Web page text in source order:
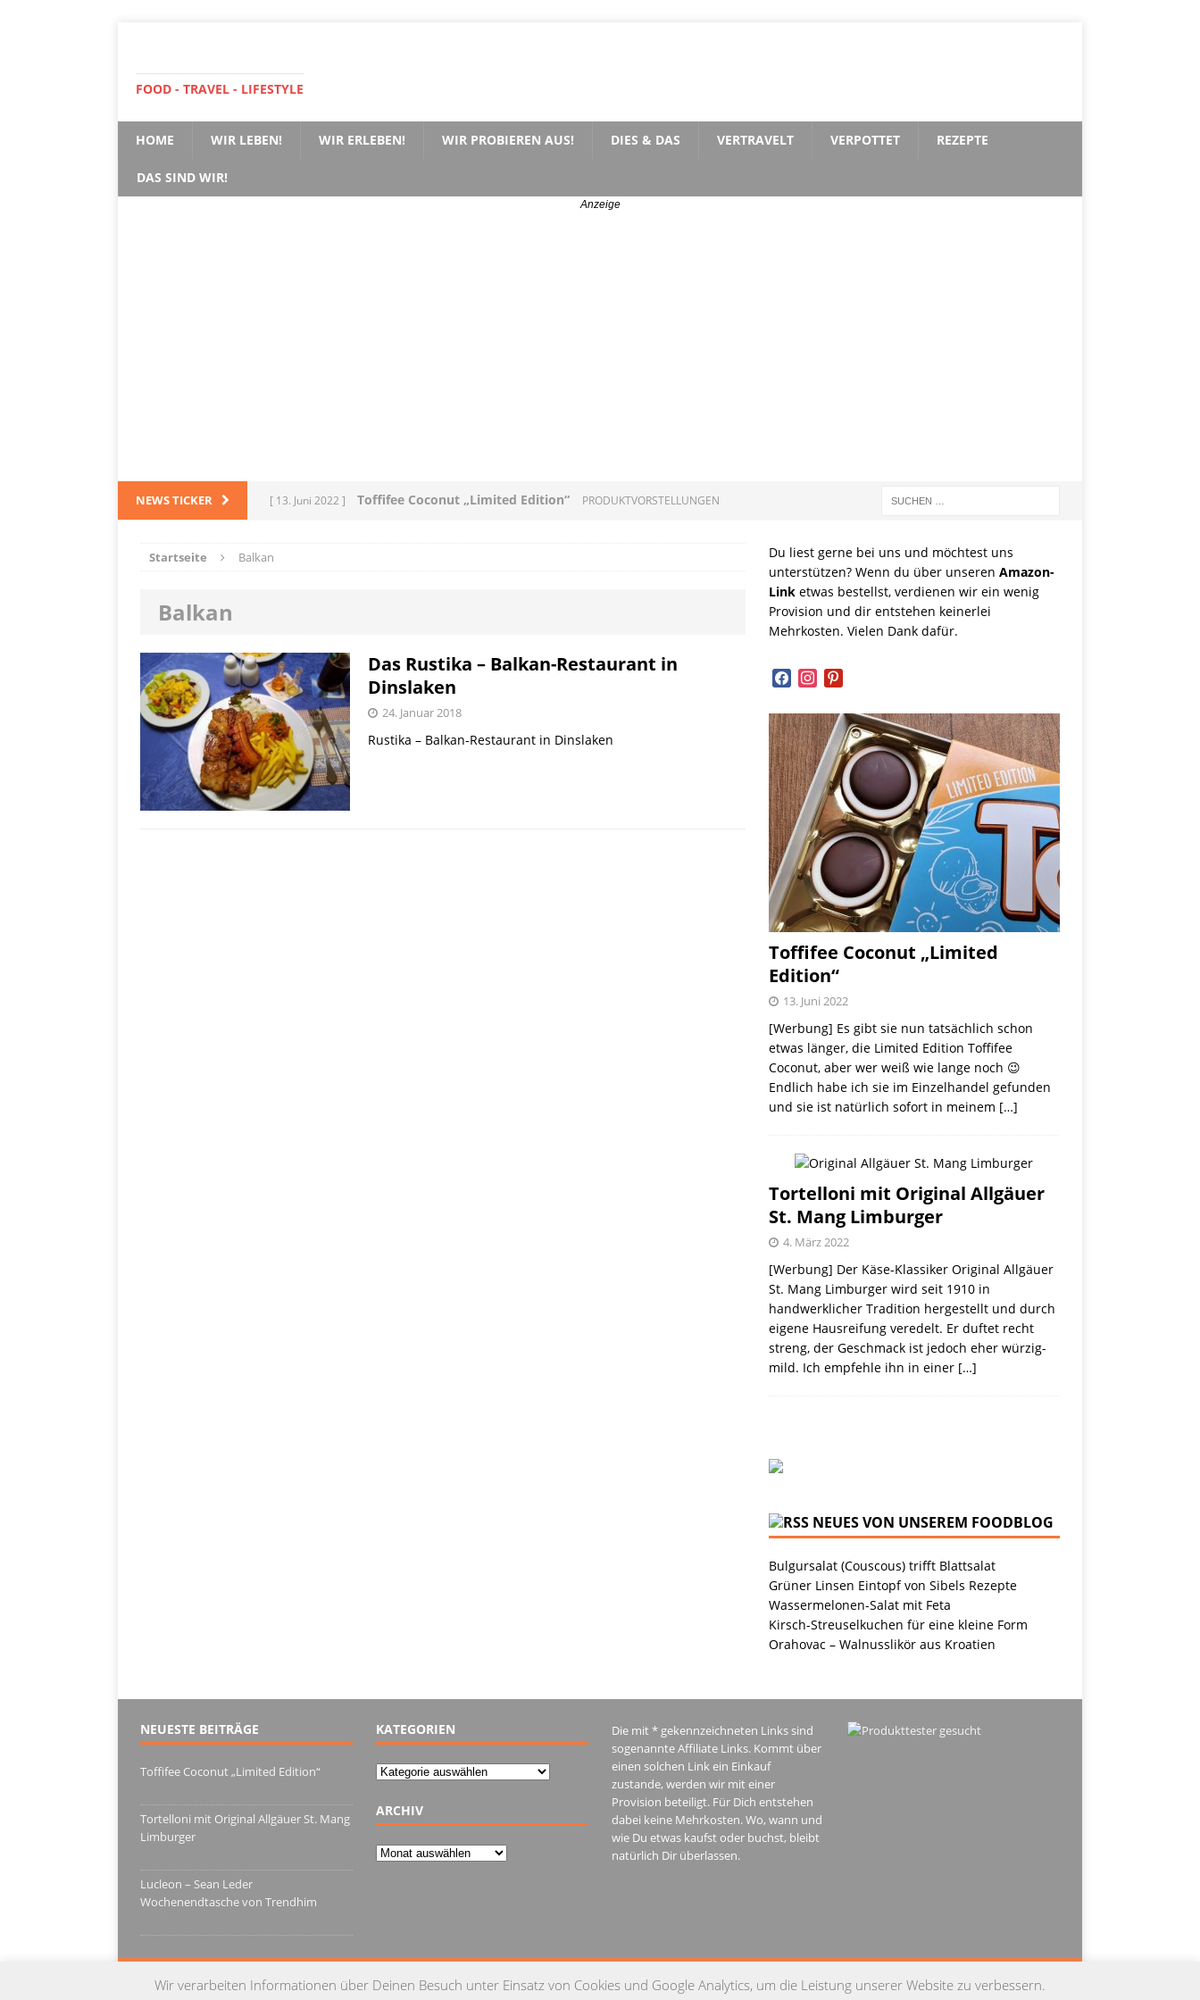
FOOD - TRAVEL - LIFESTYLE
HOME WIR LEBEN! WIR ERLEBEN! WIR PROBIEREN AUS! DIES & DAS VERTRAVELT VERPOTTET REZEPTE
DAS SIND WIR!
NEWS TICKER [ 13. Juni 2022 ] Toffifee Coconut „Limited Edition“ PRODUKTVORSTELLUNGEN
PRODUKTVORSTELLUNGEN
[ 5. Dezember 2021 ] Mediterrane Delikatessen – Spezialitäten aus dem
Mittelmeerraum
[ 11. Oktober 2021 ]
[ 28. September 2021 ]
Startseite Balkan
Balkan
Das Rustika – Balkan-Restaurant in
Dinslaken
24. Januar 2018
Rustika – Balkan-Restaurant in Dinslaken
Du liest gerne bei uns und möchtest uns
unterstützen? Wenn du über unseren Amazon-
Linketwas bestellst, verdienen wir ein wenig
Provision und dir entstehen keinerlei
Mehrkosten. Vielen Dank dafür.
facebookinstagram
pinterest
Toffifee Coconut „Limited
Edition“
13. Juni 2022
[Werbung] Es gibt sie nun tatsächlich schon
etwas länger, die Limited Edition Toffifee
Coconut, aber wer weiß wie lange noch 😉
Endlich habe ich sie im Einzelhandel gefunden
und sie ist natürlich sofort in meinem […]
Tortelloni mit Original Allgäuer
St. Mang Limburger
4. März 2022
[Werbung] Der Käse-Klassiker Original Allgäuer
St. Mang Limburger wird seit 1910 in
handwerklicher Tradition hergestellt und durch
eigene Hausreifung veredelt. Er duftet recht
streng, der Geschmack ist jedoch eher würzig-
mild. Ich empfehle ihn in einer […]
NEUES VON UNSEREM FOODBLOG
Bulgursalat (Couscous) trifft Blattsalat
Grüner Linsen Eintopf von Sibels Rezepte
Wassermelonen-Salat mit Feta
Kirsch-Streuselkuchen für eine kleine Form
Orahovac – Walnusslikör aus Kroatien
NEUESTE BEITRÄGE
Toffifee Coconut „Limited Edition“
Tortelloni mit Original Allgäuer St. Mang
Limburger
Lucleon – Sean Leder
Wochenendtasche von Trendhim
KATEGORIEN
Kategorien
ARCHIV
Archiv
Die mit * gekennzeichneten Links sind
sogenannte Affiliate Links. Kommt über
einen solchen Link ein Einkauf
zustande, werden wir mit einer
Provision beteiligt. Für Dich entstehen
dabei keine Mehrkosten. Wo, wann und
wie Du etwas kaufst oder buchst, bleibt
natürlich Dir überlassen.
IMPRESSUM DATENSCHUTZ
Wir verarbeiten Informationen über Deinen Besuch unter Einsatz von Cookies und Google Analytics, um die Leistung unserer Website zu verbessern.